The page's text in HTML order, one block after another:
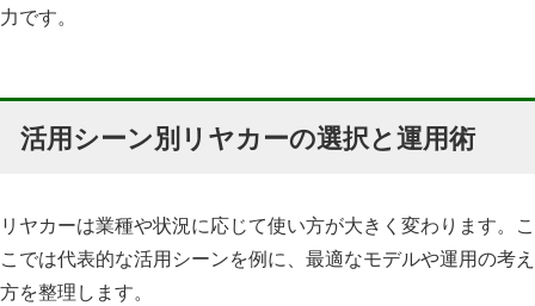
力です。
活用シーン別リヤカーの選択と運用術
リヤカーは業種や状況に応じて使い方が大きく変わります。こ
こでは代表的な活用シーンを例に、最適なモデルや運用の考え
方を整理します。